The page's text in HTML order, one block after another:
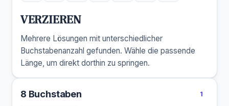
VERZIEREN
Mehrere Lösungen mit unterschiedlicher
Buchstabenanzahl gefunden. Wähle die passende
Länge, um direkt dorthin zu springen.
8 Buchstaben 1